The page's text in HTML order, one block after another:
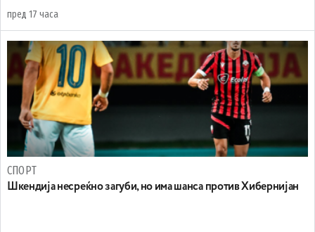
пред 17 часа
СПОРТ
Шкендија несреќно загуби, но има шанса против Хибернијан